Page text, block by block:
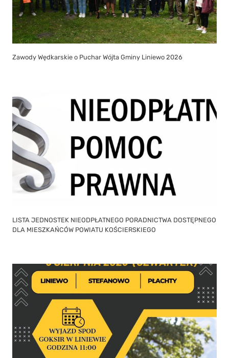
Zawody Wędkarskie o Puchar Wójta Gminy Liniewo 2026
LISTA JEDNOSTEK NIEODPŁATNEGO PORADNICTWA DOSTĘPNEGO
DLA MIESZKAŃCÓW POWIATU KOŚCIERSKIEGO